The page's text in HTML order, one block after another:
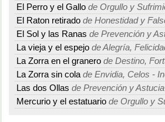
El Perro y el Gallo de Orgullo y
El Raton retirado de Honestidad y
El Sol y las Ranas de Prevención y
La vieja y el espejo de Alegría,
La Zorra en el granero de Destino,
La Zorra sin cola de Envidia, Celos -
Las dos Ollas de Prevención y Astucia
Mercurio y el estatuario de Orgullo y